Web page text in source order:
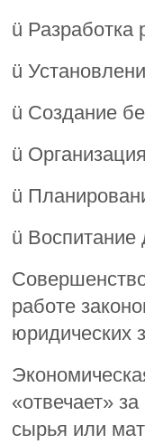
ü Разработка
ü
ü Создание
ü
ü
ü Воспитание
работе
юридических
«отвечает»
сырья или